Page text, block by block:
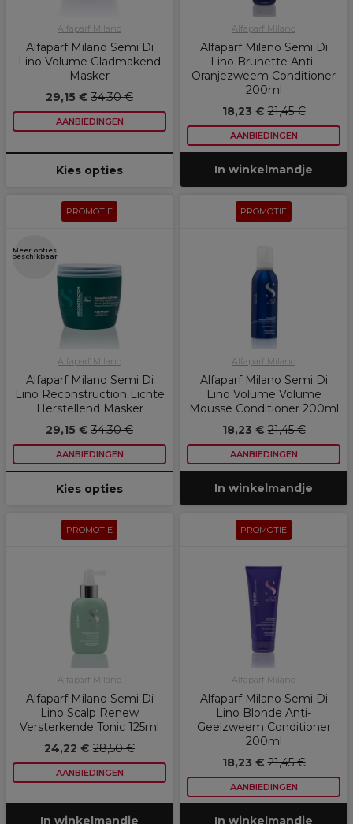
Alfaparf Milano
Alfaparf Milano Semi Di
Lino Volume Gladmakend
Masker
29,15 € 34,30 €
AANBIEDINGEN
Kies opties
Alfaparf Milano
Alfaparf Milano Semi Di
Lino Brunette Anti-
Oranjezweem Conditioner
200ml
18,23 €21,45 €
AANBIEDINGEN
In winkelmandje
PROMOTIE
Meer opties
beschikbaar
Alfaparf Milano
Alfaparf Milano Semi Di
Lino Reconstruction Lichte
Herstellend Masker
29,15 € 34,30 €
AANBIEDINGEN
Kies opties
PROMOTIE
Alfaparf Milano
Alfaparf Milano Semi Di
Lino Volume Volume
Mousse Conditioner 200ml
18,23 €21,45 €
AANBIEDINGEN
In winkelmandje
PROMOTIE
Alfaparf Milano
Alfaparf Milano Semi Di
Lino Scalp Renew
Versterkende Tonic 125ml
24,22 € 28,50 €
AANBIEDINGEN
In winkelmandje
PROMOTIE
Alfaparf Milano
Alfaparf Milano Semi Di
Lino Blonde Anti-
Geelzweem Conditioner
200ml
18,23 €21,45 €
AANBIEDINGEN
In winkelmandje